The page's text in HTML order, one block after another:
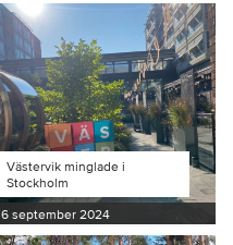
Västervik minglade i
Stockholm
6 september 2024